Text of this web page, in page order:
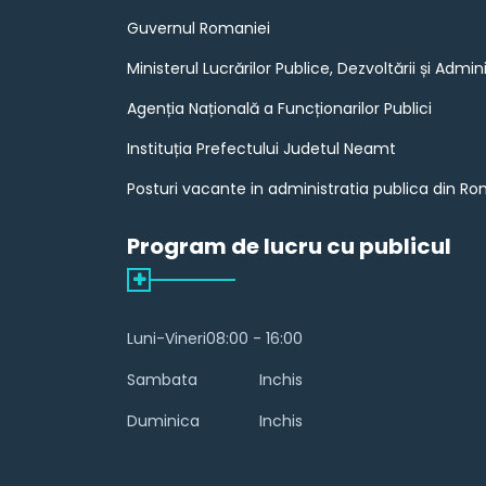
Guvernul Romaniei
Ministerul Lucrărilor Publice, Dezvoltării și
Agenția Națională a Funcționarilor Publici
Instituția Prefectului Judetul Neamt
Posturi vacante in administratia publica din
Program de lucru cu publicul
Luni-Vineri08:00 - 16:00
Sambata
Inchis
Duminica
Inchis